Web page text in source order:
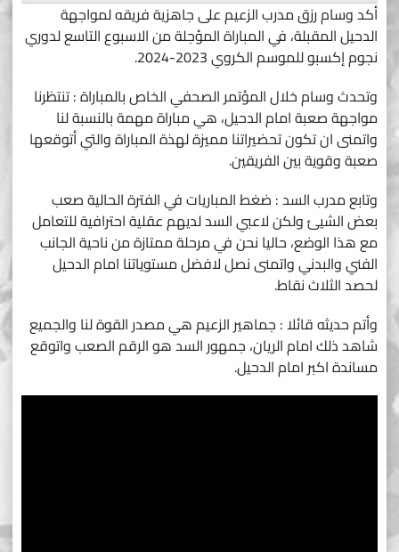
أكد وسام رزق مدرب الزعيم على جاهزية فريقه لمواجهة
الدحيل المقبلة، في المباراة المؤجلة من الاسبوع التاسع لدوري
نجوم إكسبو للموسم الكروي 2023-2024.
وتحدث وسام خلال المؤتمر الصحفي الخاص بالمباراة : تنتظرنا
مواجهة صعبة امام الدحيل، هي مباراة مهمة بالنسبة لنا
واتمنى ان تكون تحضيراتنا مميزة لهذة المباراة والتي أتوقعها
صعبة وقوية بين الفريقين.
وتابع مدرب السد : ضغط المباريات في الفترة الحالية صعب
بعض الشيئ ولكن لاعبي السد لديهم عقلية احترافية للتعامل
مع هذا الوضع، حاليا نحن في مرحلة ممتازة من ناحية الجانب
الفني والبدني واتمنى نصل لافضل مستوياتنا امام الدحيل
لحصد الثلاث نقاط.
وأتم حديثه قائلا : جماهير الزعيم هي مصدر القوة لنا والجميع
شاهد ذلك امام الريان، جمهور السد هو الرقم الصعب واتوقع
مساندة اكبر امام الدحيل.